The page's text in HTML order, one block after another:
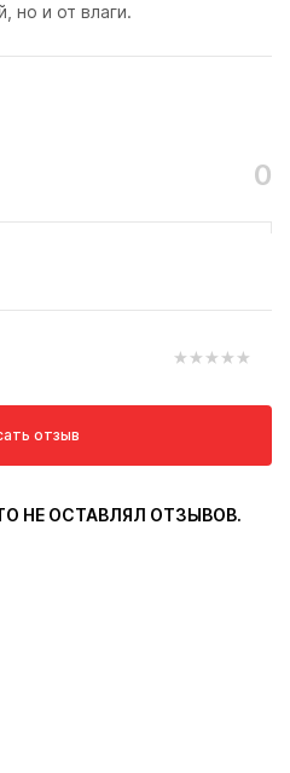
но и от влаги.
0
отзыв
НЕ ОСТАВЛЯЛ ОТЗЫВОВ.